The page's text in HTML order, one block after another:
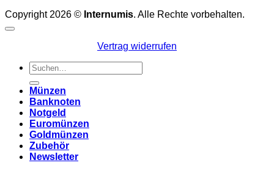
Copyright 2026 © Internumis. Alle Rechte vorbehalten.
Vertrag widerrufen
Suchen
nach:
Münzen
Banknoten
Notgeld
Euromünzen
Goldmünzen
Zubehör
Newsletter